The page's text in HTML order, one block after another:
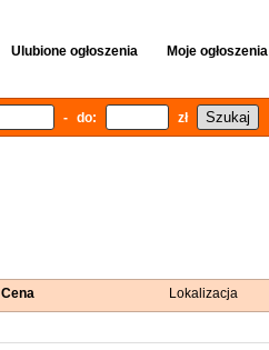
Ulubione ogłoszenia Moje ogłoszenia
- do: zł
Cena Lokalizacja